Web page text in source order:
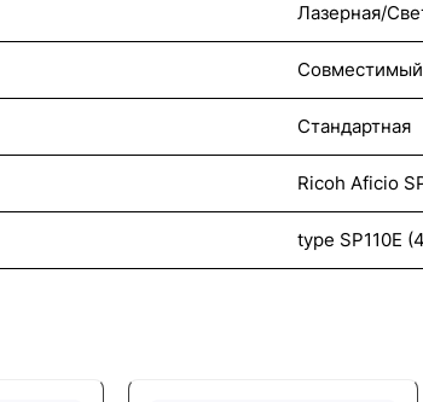
Лазерная/
Стандартная
Ricoh Aficio
type SP110E